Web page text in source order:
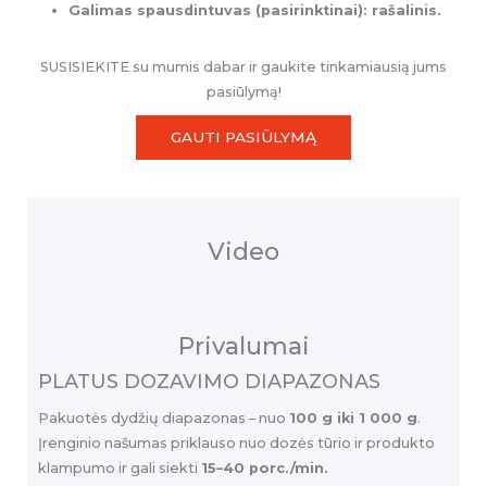
Galimas spausdintuvas (pasirinktinai): rašalinis.
SUSISIEKITE su mumis dabar ir gaukite tinkamiausią jums
pasiūlymą!
GAUTI PASIŪLYMĄ
Video
Privalumai
PLATUS DOZAVIMO DIAPAZONAS
Pakuotės dydžių diapazonas – nuo 100 g iki 1 000 g.
Įrenginio našumas priklauso nuo dozės tūrio ir produkto
klampumo ir gali siekti 15–40 porc./min.